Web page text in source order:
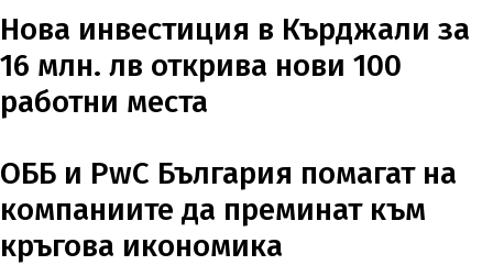
Нова инвестиция в Кърджали за
16 млн. лв открива нови 100
работни места
ОББ и PwC България помагат на
компаниите да преминат към
кръгова икономика